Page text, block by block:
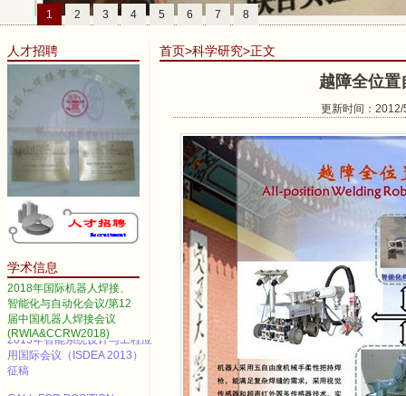
1 2 3 4 5 6 7 8
人才招聘
学术信息
2018年国际机器人焊接、
智能化与自动化会议/第12
届中国机器人焊接会议
(RWIA&CCRW2018)
2014 IEEE International
Conference on Automation
Science and Engineering
Call for papers--2013 3rd
International Conference on
Information Technology
Processing (AMITP 2013)
ICMSE Call for paper（EI）
2013年智能系统设计与工程应
用国际会议（ISDEA 2013）
征稿
首页>科学研究>正文
越障全位置
更新时间：